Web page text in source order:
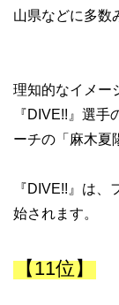
山県などに多数
理知的なイメー
『DIVE!!』選
ーチの「麻木夏
『DIVE!!』は
始されます。
【11位】